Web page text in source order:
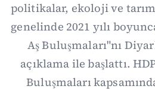
politikalar, ekoloji ve
genelinde 2021 yılı
Aş Buluşmaları"nı
açıklama ile başlattı.
Buluşmaları